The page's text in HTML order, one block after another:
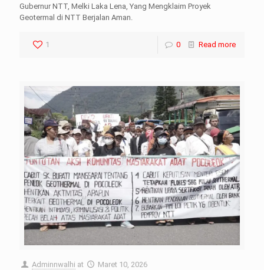
Gubernur NTT, Melki Laka Lena, Yang Mengklaim Proyek
Geotermal di NTT Berjalan Aman.
1 0 Read more
Adminnwalhi at Maret 10, 2026